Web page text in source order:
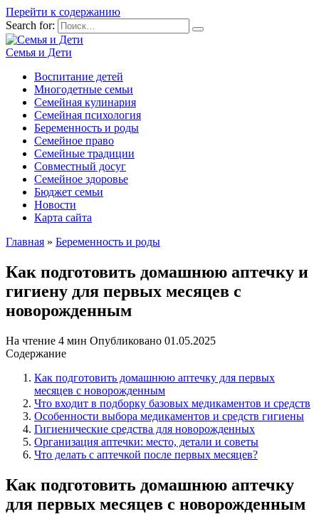
Перейти к содержанию
Search for:
Семья и Дети
Воспитание детей
Многодетные семьи
Семейная кулинария
Семейная психология
Беременность и роды
Семейное право
Семейные традиции
Совместный досуг
Семейное здоровье
Бюджет семьи
Новости
Карта сайта
Главная » Беременность и роды
Как подготовить домашнюю аптечку и
гигиену для первых месяцев с
новорожденным
На чтение 4 мин Опубликовано 01.05.2025
Содержание
Как подготовить домашнюю аптечку для первых
месяцев с новорожденным
Что входит в подборку базовых медикаментов и средств
Особенности выбора медикаментов и средств гигиены
Гигиенические средства для новорожденных
Организация аптечки: место, детали и советы
Что делать с аптечкой после первых месяцев?
Как подготовить домашнюю аптечку
для первых месяцев с новорожденным